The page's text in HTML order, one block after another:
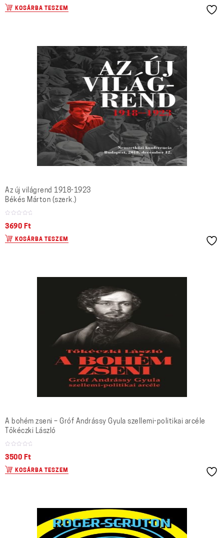
KOSÁRBA TESZEM
Az új világrend 1918-1923
Békés Márton (szerk.)
3690 Ft
KOSÁRBA TESZEM
A bohém zseni – Gróf Andrássy Gyula szellemi-politikai arcéle
Tőkéczki László
3500 Ft
KOSÁRBA TESZEM